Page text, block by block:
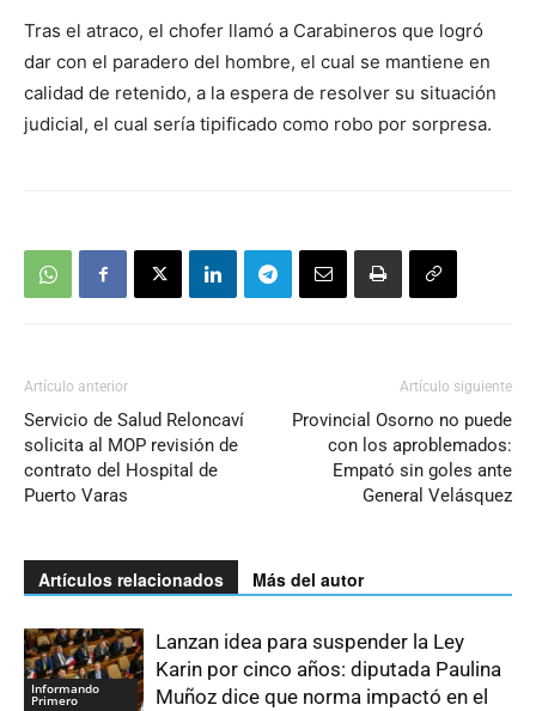
Tras el atraco, el chofer llamó a Carabineros que logró
dar con el paradero del hombre, el cual se mantiene en
calidad de retenido, a la espera de resolver su situación
judicial, el cual sería tipificado como robo por sorpresa.
Artículo anterior
Servicio de Salud Reloncaví
solicita al MOP revisión de
contrato del Hospital de
Puerto Varas
Artículo siguiente
Provincial Osorno no puede
con los aproblemados:
Empató sin goles ante
General Velásquez
Artículos relacionados Más del autor
Informando
Primero
Lanzan idea para suspender la Ley
Karin por cinco años: diputada Paulina
Muñoz dice que norma impactó en el